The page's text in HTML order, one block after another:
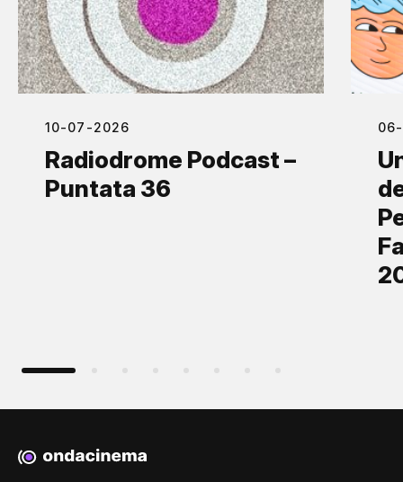
10-07-2026
Radiodrome Podcast –
Puntata 36